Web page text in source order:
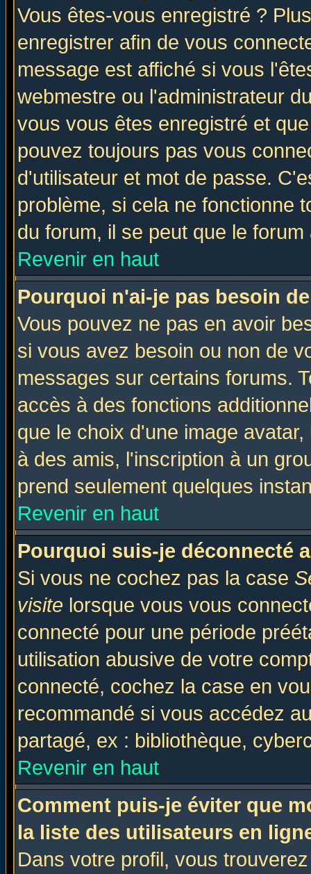
Vous êtes-vous enregistré ?
enregistrer afin de vous
message est affiché si vous
webmestre ou l'administrateur
vous vous êtes enregistré et
pouvez toujours pas vous
d'utilisateur et mot de passe.
problème, si cela ne fonctionne
du forum, il se peut que le
Revenir en haut
Pourquoi n'ai-je pas besoin
Vous pouvez ne pas en avoir
si vous avez besoin ou non de
messages sur certains forums.
accès à des fonctions
que le choix d'une image
à des amis, l'inscription à un
prend seulement quelques
Revenir en haut
Pourquoi suis-je déconnecté
Si vous ne cochez pas la case
visite lorsque vous vous
connecté pour une période
utilisation abusive de votre
connecté, cochez la case en
recommandé si vous accédez
partagé, ex : bibliothèque,
Revenir en haut
Comment puis-je éviter que
la liste des utilisateurs en
Dans votre profil, vous